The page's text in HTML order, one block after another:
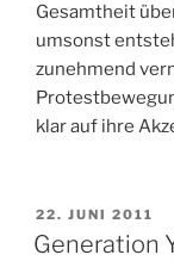
Gesamtheit
umsonst
zunehmend
klar auf ihre
AM
22. JUNI 2011
Generation